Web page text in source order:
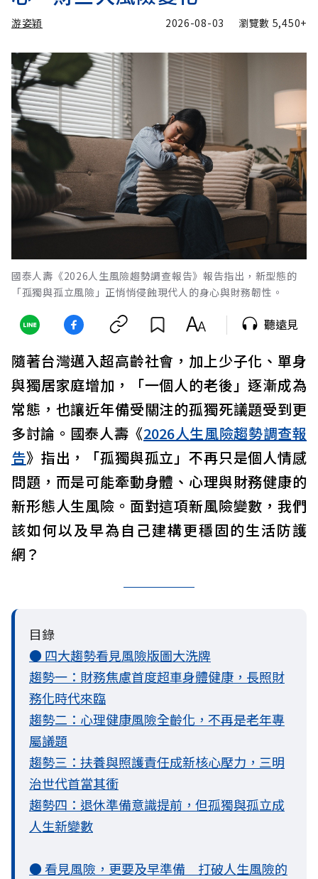
游姿穎 2026-08-03 瀏覽數 5,450+
國泰人壽《2026人生風險趨勢調查報告》報告指出，新型態的
「孤獨與孤立風險」正悄悄侵蝕現代人的身心與財務韌性。
聽遠見
隨著台灣邁入超高齡社會，加上少子化、單身
與獨居家庭增加，「一個人的老後」逐漸成為
常態，也讓近年備受關注的孤獨死議題受到更
多討論。國泰人壽《2026人生風險趨勢調查報
告》指出，「孤獨與孤立」不再只是個人情感
問題，而是可能牽動身體、心理與財務健康的
新形態人生風險。面對這項新風險變數，我們
該如何以及早為自己建構更穩固的生活防護
網？
目錄
● 四大趨勢看見風險版圖大洗牌
趨勢一：財務焦慮首度超車身體健康，長照財
務化時代來臨
趨勢二：心理健康風險全齡化，不再是老年專
屬議題
趨勢三：扶養與照護責任成新核心壓力，三明
治世代首當其衝
趨勢四：退休準備意識提前，但孤獨與孤立成
人生新變數
● 看見風險，更要及早準備 打破人生風險的